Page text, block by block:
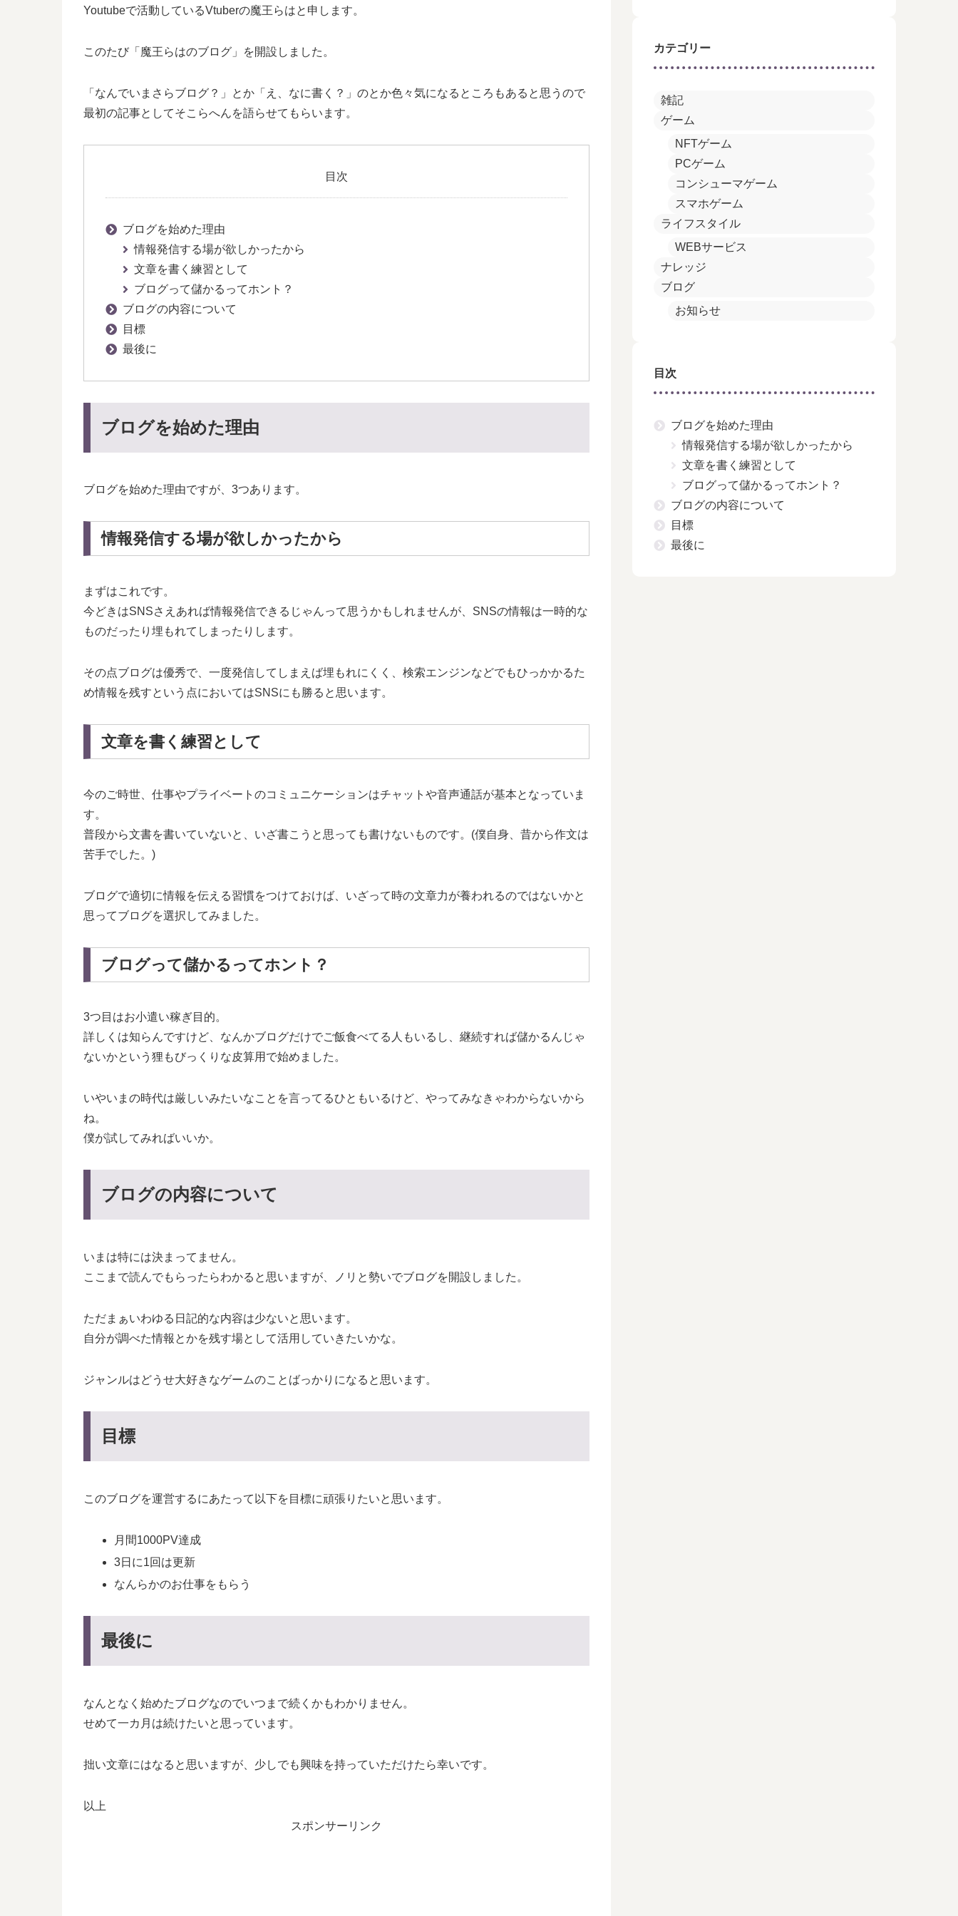
Youtubeで活動しているVtuberの魔王らはと申します。
このたび「魔王らはのブログ」を開設しました。
「なんでいまさらブログ？」とか「え、なに書く？」のとか色々気になるところもあると思うので
最初の記事としてそこらへんを語らせてもらいます。
目次
ブログを始めた理由
情報発信する場が欲しかったから
文章を書く練習として
ブログって儲かるってホント？
ブログの内容について
目標
最後に
ブログを始めた理由
ブログを始めた理由ですが、3つあります。
情報発信する場が欲しかったから
まずはこれです。
今どきはSNSさえあれば情報発信できるじゃんって思うかもしれませんが、SNSの情報は一時的な
ものだったり埋もれてしまったりします。
その点ブログは優秀で、一度発信してしまえば埋もれにくく、検索エンジンなどでもひっかかるた
め情報を残すという点においてはSNSにも勝ると思います。
文章を書く練習として
今のご時世、仕事やプライベートのコミュニケーションはチャットや音声通話が基本となっていま
す。
普段から文書を書いていないと、いざ書こうと思っても書けないものです。(僕自身、昔から作文は
苦手でした。)
ブログで適切に情報を伝える習慣をつけておけば、いざって時の文章力が養われるのではないかと
思ってブログを選択してみました。
ブログって儲かるってホント？
3つ目はお小遣い稼ぎ目的。
詳しくは知らんですけど、なんかブログだけでご飯食べてる人もいるし、継続すれば儲かるんじゃ
ないかという狸もびっくりな皮算用で始めました。
いやいまの時代は厳しいみたいなことを言ってるひともいるけど、やってみなきゃわからないから
ね。
僕が試してみればいいか。
ブログの内容について
いまは特には決まってません。
ここまで読んでもらったらわかると思いますが、ノリと勢いでブログを開設しました。
ただまぁいわゆる日記的な内容は少ないと思います。
自分が調べた情報とかを残す場として活用していきたいかな。
ジャンルはどうせ大好きなゲームのことばっかりになると思います。
目標
このブログを運営するにあたって以下を目標に頑張りたいと思います。
月間1000PV達成
3日に1回は更新
なんらかのお仕事をもらう
最後に
なんとなく始めたブログなのでいつまで続くかもわかりません。
せめて一カ月は続けたいと思っています。
拙い文章にはなると思いますが、少しでも興味を持っていただけたら幸いです。
以上
スポンサーリンク
カテゴリー
雑記
ゲーム
NFTゲーム
PCゲーム
コンシューマゲーム
スマホゲーム
ライフスタイル
WEBサービス
ナレッジ
ブログ
お知らせ
目次
ブログを始めた理由
情報発信する場が欲しかったから
文章を書く練習として
ブログって儲かるってホント？
ブログの内容について
目標
最後に